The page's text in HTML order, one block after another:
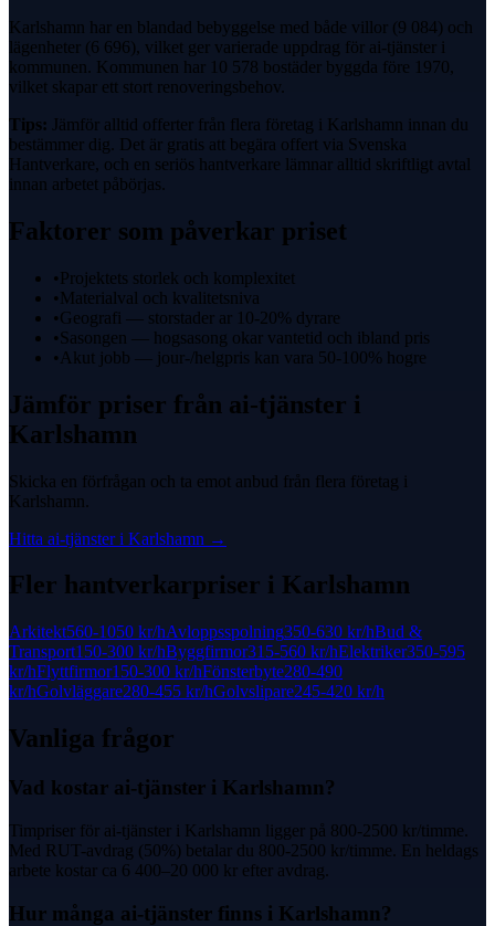
Karlshamn har en blandad bebyggelse med både villor (9 084) och
lägenheter (6 696), vilket ger varierade uppdrag för ai-tjänster i
kommunen. Kommunen har 10 578 bostäder byggda före 1970,
vilket skapar ett stort renoveringsbehov.
Tips: Jämför alltid offerter från flera företag i Karlshamn innan du
bestämmer dig. Det är gratis att begära offert via Svenska
Hantverkare, och en seriös hantverkare lämnar alltid skriftligt avtal
innan arbetet påbörjas.
Faktorer som påverkar priset
• Projektets storlek och komplexitet
• Materialval och kvalitetsniva
•Geografi — storstader ar 10-20% dyrare
•Sasongen — hogsasong okar vantetid och ibland pris
• Akut jobb — jour-/helgpris kan vara 50-100% hogre
Jämför priser från ai-tjänster i
Karlshamn
Skicka en förfrågan och ta emot anbud från flera företag i
Karlshamn.
Hitta ai-tjänsteri Karlshamn →
Fler hantverkarpriser i Karlshamn
Arkitekt560-1050 kr/hAvloppsspolning350-630 kr/hBud &
Transport150-300 kr/hByggfirmor315-560 kr/hElektriker350-595
kr/hFlyttfirmor150-300 kr/hFönsterbyte280-490
kr/hGolvläggare280-455 kr/hGolvslipare245-420 kr/h
Vanliga frågor
Vad kostar ai-tjänster i Karlshamn?
Timpriser för ai-tjänster i Karlshamn ligger på 800-2500 kr/timme.
Med RUT-avdrag (50%) betalar du 800-2500 kr/timme. En heldags
arbete kostar ca 6 400–20 000 kr efter avdrag.
Hur många ai-tjänster finns i Karlshamn?